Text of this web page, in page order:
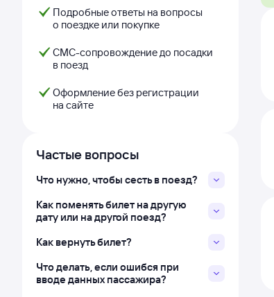
Подробные ответы на вопросы
о поездке или покупке
СМС-сопровождение до посадки
в поезд
Оформление без регистрации
на сайте
Частые вопросы
Что нужно, чтобы сесть в поезд?
Как поменять билет на другую
дату или на другой поезд?
Как вернуть билет?
Что делать, если ошибся при
вводе данных пассажира?